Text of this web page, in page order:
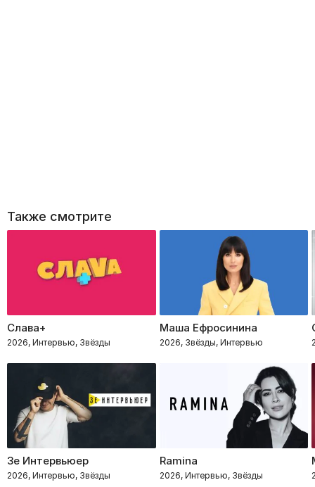
Также смотрите
Слава+
2026, Интервью, Звёзды
Маша Ефросинина
2026, Звёзды, Интервью
Зе Интервьюер
2026, Интервью, Звёзды
Ramina
2026, Интервью, Звёзды